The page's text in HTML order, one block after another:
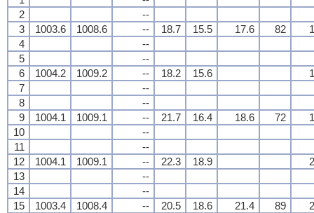
2
--
3
1003.6 1008.6 -- 18.7 15.5 17.6 82
4
--
5
--
6
1004.2 1009.2 -- 18.2 15.6
7
--
8
--
9
1004.1 1009.1 -- 21.7 16.4 18.6 72
10
--
11
--
12
1004.1 1009.1 -- 22.3 18.9
13
--
14
--
15
1003.4 1008.4 -- 20.5 18.6 21.4 89